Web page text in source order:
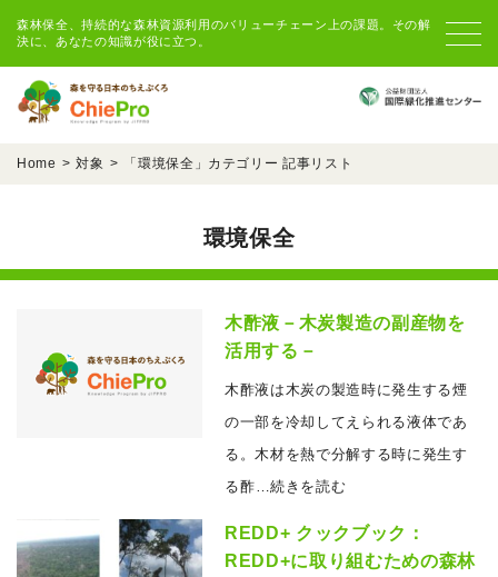
森林保全、持続的な森林資源利用のバリューチェーン上の課題。その解
決に、あなたの知識が役に立つ。
Home 対象 「環境保全 」カテゴリー 記事リスト
環境保全
木酢液－木炭製造の副産物を
活用する－
木酢液は木炭の製造時に発生する煙
の一部を冷却してえられる液体であ
る。木材を熱で分解する時に発生す
る酢 …続きを読む
REDD+ クックブック：
REDD+に取り組むための森林